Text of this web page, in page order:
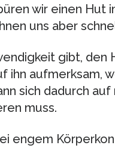
wir einen Hut
uns aber
gibt, den
ihn aufmerksam,
sich dadurch
muss.
engem